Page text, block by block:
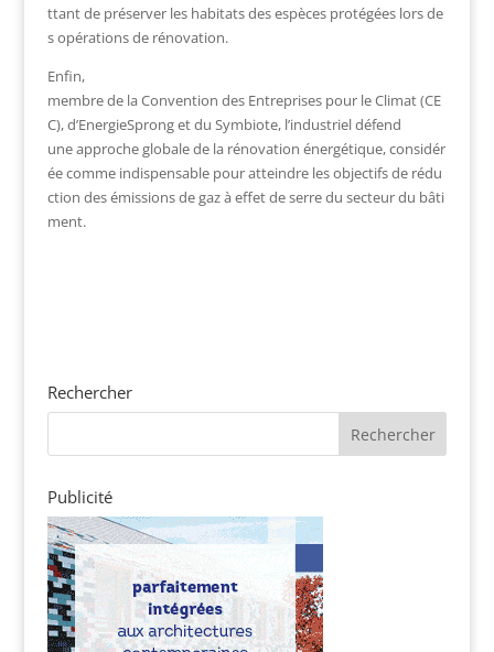
ttant de préserver les habitats des espèces protégées lors de
s opérations de rénovation.
Enfin,
membre de la Convention des Entreprises pour le Climat (CE
C), d’EnergieSprong et du Symbiote, l’industriel défend
une approche globale de la rénovation énergétique, considér
ée comme indispensable pour atteindre les objectifs de rédu
ction des émissions de gaz à effet de serre du secteur du bâti
ment.
Rechercher
Publicité